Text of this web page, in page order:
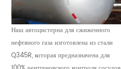
Наш автоцистерна для сжиженного
нефтяного газа изготовлена ​​из стали
Q345R, которая предназначена для